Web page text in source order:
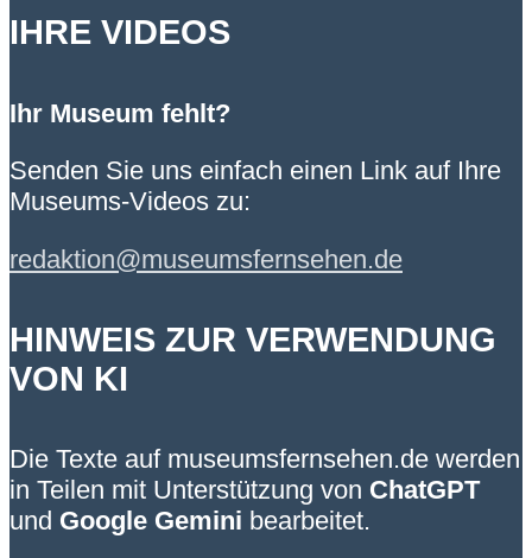
IHRE VIDEOS
Ihr Museum fehlt?
Senden Sie uns einfach einen Link auf Ihre
Museums-Videos zu:
redaktion@museumsfernsehen.de
HINWEIS ZUR VERWENDUNG
VON KI
Die Texte auf museumsfernsehen.de werden
in Teilen mit Unterstützung von ChatGPT
und Google Gemini bearbeitet.